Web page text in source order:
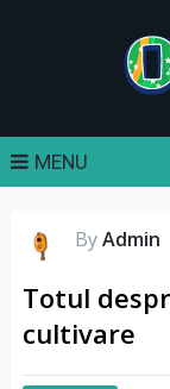
MENU
ByAdmin
Totul
cultivare